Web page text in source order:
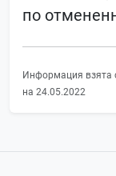
по
Информация взята
на 24.05.2022